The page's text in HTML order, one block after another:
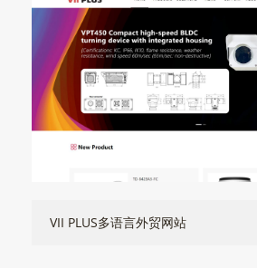
VII PLUS多语言外贸网站